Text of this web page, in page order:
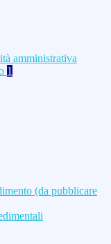
amministrativa
1
(da pubblicare